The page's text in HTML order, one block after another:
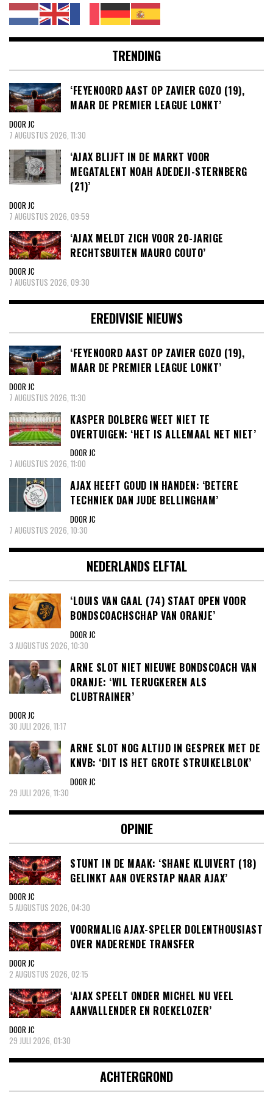
TRENDING
‘FEYENOORD AAST OP ZAVIER GOZO (19),
MAAR DE PREMIER LEAGUE LONKT’
DOOR JC
7 AUGUSTUS 2026, 11:30
‘AJAX BLIJFT IN DE MARKT VOOR
MEGATALENT NOAH ADEDEJI-STERNBERG
(21)’
DOOR JC
7 AUGUSTUS 2026, 09:59
‘AJAX MELDT ZICH VOOR 20-JARIGE
RECHTSBUITEN MAURO COUTO’
DOOR JC
7 AUGUSTUS 2026, 09:30
EREDIVISIE NIEUWS
‘FEYENOORD AAST OP ZAVIER GOZO (19),
MAAR DE PREMIER LEAGUE LONKT’
DOOR JC
7 AUGUSTUS 2026, 11:30
KASPER DOLBERG WEET NIET TE
OVERTUIGEN: ‘HET IS ALLEMAAL NET NIET’
DOOR JC
7 AUGUSTUS 2026, 11:00
AJAX HEEFT GOUD IN HANDEN: ‘BETERE
TECHNIEK DAN JUDE BELLINGHAM’
DOOR JC
7 AUGUSTUS 2026, 10:30
NEDERLANDS ELFTAL
‘LOUIS VAN GAAL (74) STAAT OPEN VOOR
BONDSCOACHSCHAP VAN ORANJE’
DOOR JC
3 AUGUSTUS 2026, 10:30
ARNE SLOT NIET NIEUWE BONDSCOACH VAN
ORANJE: ‘WIL TERUGKEREN ALS
CLUBTRAINER’
DOOR JC
30 JULI 2026, 11:17
ARNE SLOT NOG ALTIJD IN GESPREK MET DE
KNVB: ‘DIT IS HET GROTE STRUIKELBLOK’
DOOR JC
29 JULI 2026, 11:30
OPINIE
STUNT IN DE MAAK: ‘SHANE KLUIVERT (18)
GELINKT AAN OVERSTAP NAAR AJAX’
DOOR JC
5 AUGUSTUS 2026, 04:30
VOORMALIG AJAX-SPELER DOLENTHOUSIAST
OVER NADERENDE TRANSFER
DOOR JC
2 AUGUSTUS 2026, 02:15
‘AJAX SPEELT ONDER MICHEL NU VEEL
AANVALLENDER EN ROEKELOZER’
DOOR JC
29 JULI 2026, 01:30
ACHTERGROND